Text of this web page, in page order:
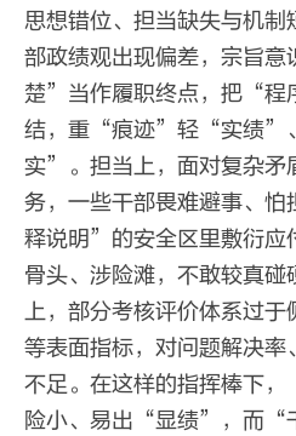
思想错位、担当缺失与机制
部政绩观出现偏差，宗旨
楚”当作履职终点，把“程
结，重“痕迹”轻“实绩”
实”。担当上，面对复杂矛
务，一些干部畏难避事、
释说明”的安全区里敷衍应
骨头、涉险滩，不敢较真碰
上，部分考核评价体系过于
等表面指标，对问题解决率
不足。在这样的指挥棒下
险小、易出“显绩”，而“